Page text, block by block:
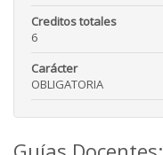
Creditos totales
6
Carácter
OBLIGATORIA